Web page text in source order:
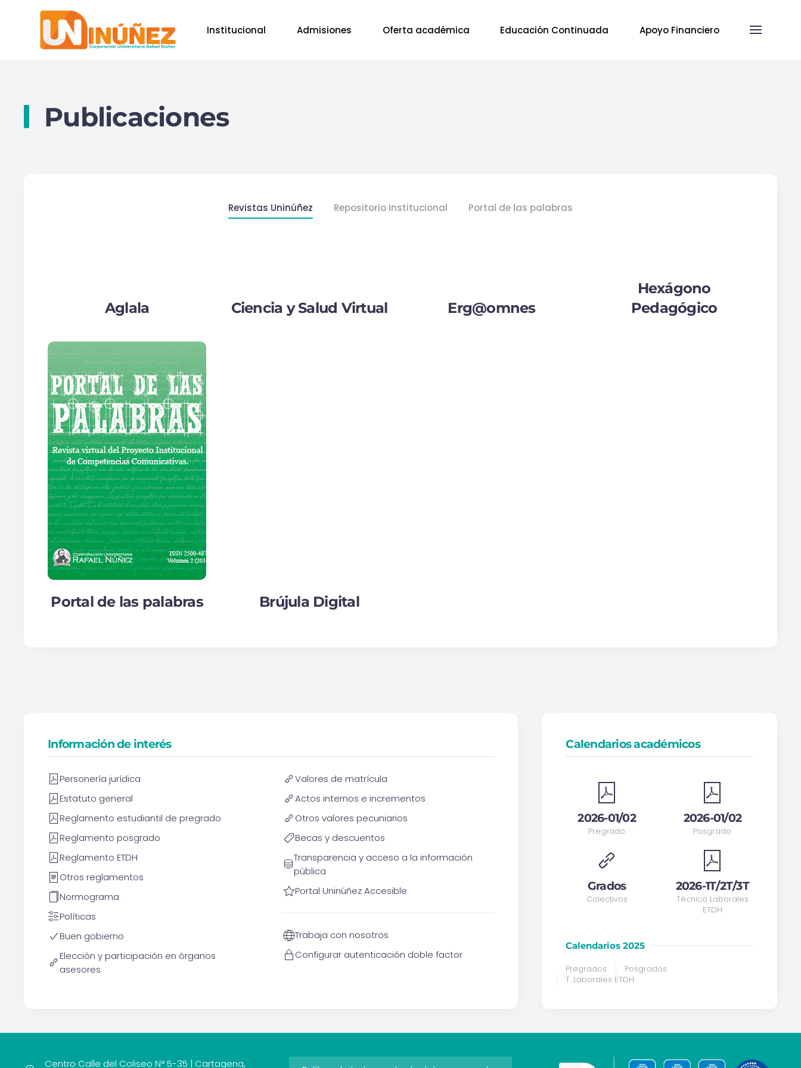
Skip to main content Institucional Admisiones Oferta académica Educación Continuada Apoyo Financiero
Publicaciones
Revistas Uninúñez Repositorio Institucional Portal de las palabras
Aglala Ciencia y Salud Virtual Erg@omnes
Hexágono
Pedagógico
Portal de las palabras Brújula Digital
Información de interés
Personería jurídica
Estatuto general
Reglamento estudiantil de pregrado
Reglamento posgrado
Reglamento ETDH
Otros reglamentos
Normograma
Políticas
Buen gobierno
Elección y participación en órganos
asesores
Valores de matrícula
Actos internos e incrementos
Otros valores pecuniarios
Becas y descuentos
Transparencia y acceso a la información
pública
Portal Uninúñez Accesible
Trabaja con nosotros
Configurar autenticación doble factor
Calendarios académicos
2026-01/02
Pregrado
Grados
Colectivos
2026-01/02
Posgrado
2026-1T/2T/3T
Técnico Laborales
ETDH
Calendarios 2025
Pregrados
Posgrados
T. Laborales ETDH
Centro Calle del Coliseo N° 5-35 | Cartagena,